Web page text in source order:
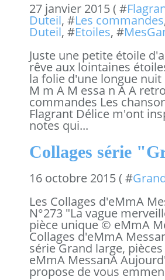
27 janvier 2015 ( #
Duteil, #Les commandes
Duteil, #Etoiles, #
Juste une petite étoile
rêve aux lointaines
la folie d'une longue
M m A M essa n A A
commandes Les
Flagrant Délice m'ont
notes qui...
Collages série
16 octobre 2015 ( #
Les Collages d'eMmA
N°273 "La vague
pièce unique © eMmA
Collages d'eMmA
série Grand large,
eMmA MessanA
propose de vous